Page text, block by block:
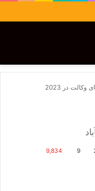
در 2023
9
9,834